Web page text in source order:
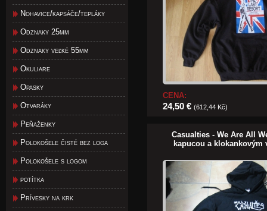
Nohavice/kapsáče/tepláky
Odznaky 25mm
Odznaky veľké 55mm
Okuliare
Opasky
Otvaráky
Peňaženky
Polokošele čisté bez loga
Polokošele s logom
potítka
Prívesky na krk
CENA:
24,50 € (612,44 Kč)
Casualties - We Are All
kapucou a klokankovým